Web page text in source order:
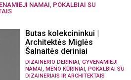
NAMAI, POKALBIAI SU
Butas kolekcininkui |
Architektės Miglės
Šalnaitės deriniai
DIZAINERIO DERINIAI , GYVENAMIEJI
NAMAI , MENO KŪRINIAI , POKALBIAI SU
DIZAINERIAIS IR ARCHITEKTAIS